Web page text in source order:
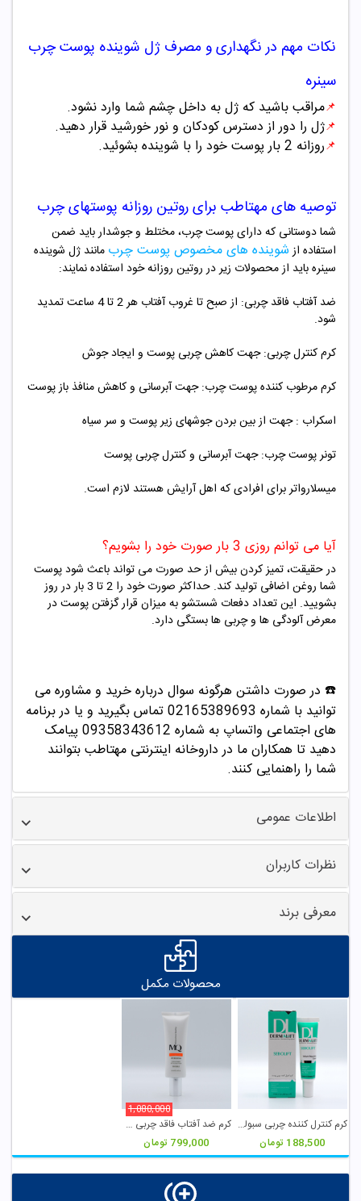
نکات مهم در نگهداری و مصرف ژل شوینده پوست چرب
سینره
📌مراقب باشید که ژل به داخل چشم شما وارد نشود.
📌ژل را دور از دسترس کودکان و نور خورشید قرار دهید.
📌روزانه 2 بار پوست خود را با شوینده بشوئید.
توصیه های مهتاطب برای روتین روزانه پوستهای چرب
شما دوستانی که دارای پوست چرب، مختلط و جوشدار باید ضمن
استفاده از شوینده های مخصوص پوست چرب مانند ژل شوینده
سینره باید از محصولات زیر در روتین روزانه خود استفاده نمایند:
ضد آفتاب فاقد چربی: از صبح تا غروب آفتاب هر 2 تا 4 ساعت تمدید
شود.
کرم کنترل چربی: جهت کاهش چربی پوست و ایجاد جوش
کرم مرطوب کننده پوست چرب: جهت آبرسانی و کاهش منافذ باز پوست
اسکراب : جهت از بین بردن جوشهای زیر پوست و سر سیاه
تونر پوست چرب: جهت آبرسانی و کنترل چربی پوست
میسلارواتر برای افرادی که اهل آرایش هستند لازم است.
آیا می توانم روزی 3 بار صورت خود را بشویم؟
در حقیقت، تمیز کردن بیش از حد صورت می تواند باعث شود پوست
شما روغن اضافی تولید کند. حداکثر صورت خود را 2 تا 3 بار در روز
بشویید. این تعداد دفعات شستشو به میزان قرار گزفتن پوست در
معرض آلودگی ها و چربی ها بستگی دارد.
☎️ در صورت داشتن هرگونه سوال درباره خرید و مشاوره می
توانید با شماره 02165389693 تماس بگیرید و یا در برنامه
های اجتماعی واتساپ به شماره 09358343612 پیامک
دهید تا همکاران ما در داروخانه اینترنتی مهتاطب بتوانند
شما را راهنمایی کنند.
اطلاعات عمومی
نظرات کاربران
معرفی برند
محصولات مکمل
کرم کنترل کننده چربی سبولیفت درمالیفت
188,500 تومان
کرم ضد آفتاب فاقد چربی SPF 50 بی رنگ ام کیو
1,080,000
799,000 تومان